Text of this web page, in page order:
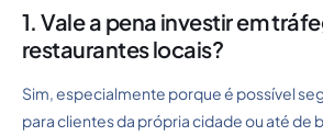
1. Vale a pena investir em
restaurantes locais?
Sim, especialmente porque é possível
para clientes da própria cidade ou até de